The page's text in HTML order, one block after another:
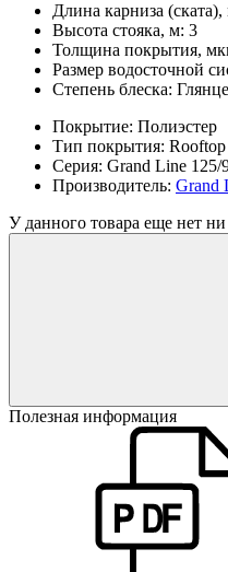
Длина карниза (ската),
Высота стояка, м: 3
Толщина покрытия,
Размер водосточной
Степень блеска:
Покрытие: Полиэстер
Тип покрытия:
Серия: Grand Line 125/
Производитель: Grand
У данного товара еще нет
Полезная информация